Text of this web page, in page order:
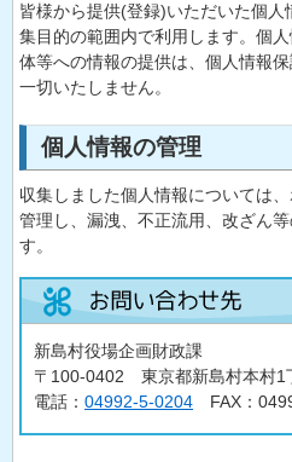
皆様から提供(登録)いただいた個
集目的の範囲内で利用します。個
体等への情報の提供は、個人情報
一切いたしません。
個人情報の管理
収集しました個人情報については
管理し、漏洩、不正流用、改ざん
す。
新島村役場企画財政課
〒100-0402 東京都新島村本村1
電話： 04992-5-0204 FAX：